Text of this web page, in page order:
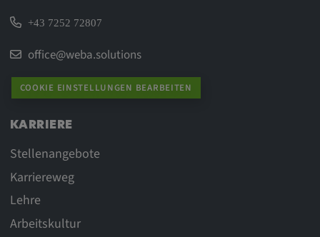
+43 7252 72807
office@weba.solutions
COOKIE EINSTELLUNGEN BEARBEITEN
KARRIERE
Stellenangebote
Karriereweg
Lehre
Arbeitskultur